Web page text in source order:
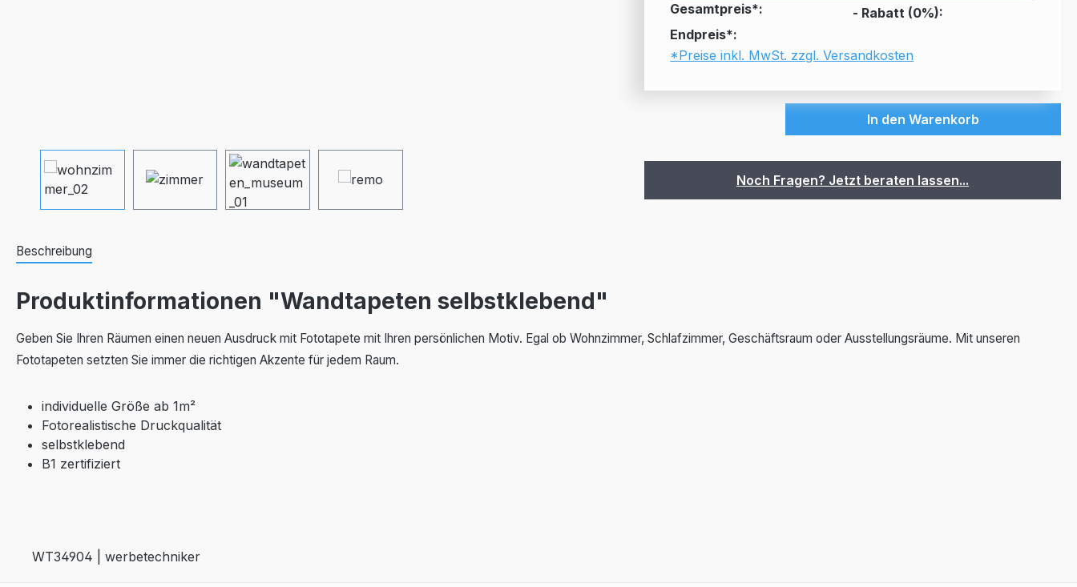
Gesamtpreis*:
- Rabatt (0%):
Endpreis*:
*Preise inkl. MwSt. zzgl. Versandkosten
In den Warenkorb
Noch Fragen? Jetzt beraten lassen...
Beschreibung
Produktinformationen "Wandtapeten selbstklebend"
Geben Sie Ihren Räumen einen neuen Ausdruck mit Fototapete mit Ihren persönlichen Motiv. Egal ob Wohnzimmer, Schlafzimmer, Geschäftsraum oder Ausstellungsräume. Mit unseren
Fototapeten setzten Sie immer die richtigen Akzente für jedem Raum.
individuelle Größe ab 1m²
Fotorealistische Druckqualität
selbstklebend
B1 zertifiziert
WT34904 | werbetechniker